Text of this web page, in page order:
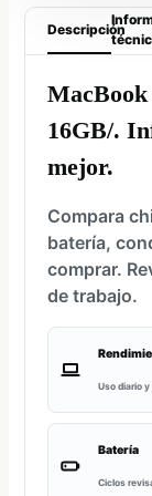
Descripción
16GB/.
mejor.
Compara
batería,
comprar.
de trabajo.
Uso diario y
Batería
Ciclos